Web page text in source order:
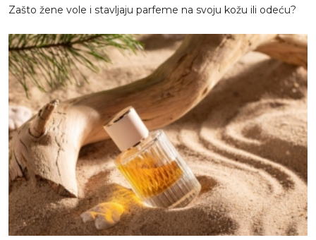
Zašto žene vole i stavljaju parfeme na svoju kožu ili odeću?